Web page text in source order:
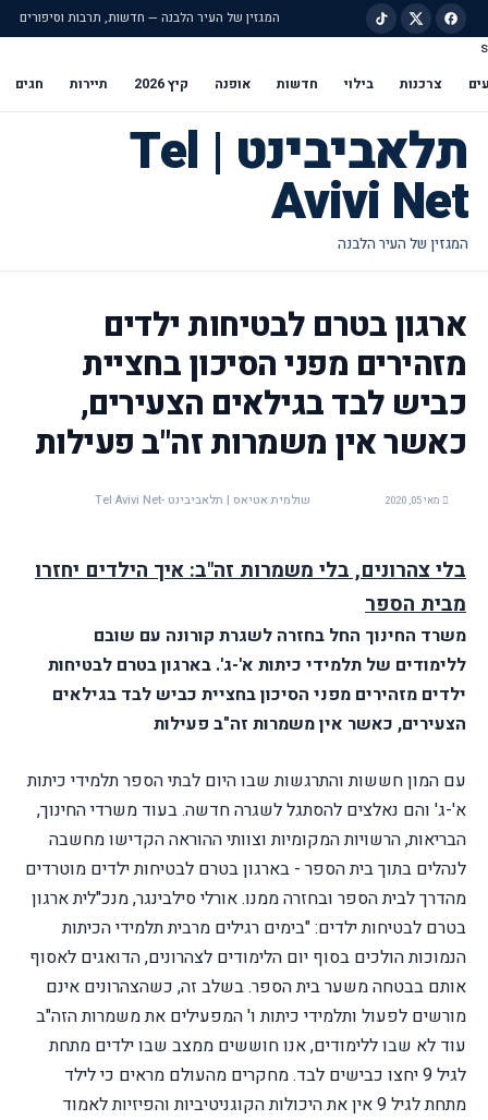
המגזין של העיר הלבנה — חדשות, תרבות וסיפורים
s
צרכנות בילוי חדשות אופנה קיץ 2026 תיירות חגים
תלאביבינט | Tel
Avivi Net
ארגון בטרם לבטיחות ילדים
מזהירים מפני הסיכון בחציית
כביש לבד בגילאים הצעירים,
כאשר אין משמרות זה"ב פעילות
מאי 05, 2020 שולמית אטיאס | תלאביבינט -Tel Avivi Net
בלי צהרונים, בלי משמרות זה"ב: איך הילדים יחזרו
מבית הספר
משרד החינוך החל בחזרה לשגרת קורונה עם שובם
ללימודים של תלמידי כיתות א'-ג'. בארגון בטרם לבטיחות
ילדים מזהירים מפני הסיכון בחציית כביש לבד בגילאים
הצעירים, כאשר אין משמרות זה"ב פעילות
עם המון חששות והתרגשות שבו היום לבתי הספר תלמידי כיתות
א'-ג' והם נאלצים להסתגל לשגרה חדשה. בעוד משרדי החינוך,
הבריאות, הרשויות המקומיות וצוותי ההוראה הקדישו מחשבה
לנהלים בתוך בית הספר - בארגון בטרם לבטיחות ילדים מוטרדים
מהדרך לבית הספר ובחזרה ממנו.אורלי סילבינגר, מנכ"לית ארגון
בטרם לבטיחות ילדים: "בימים רגילים מרבית תלמידי הכיתות
הנמוכות הולכים בסוף יום הלימודים לצהרונים, הדואגים לאסוף
אותם בבטחה משער בית הספר. בשלב זה, כשהצהרונים אינם
מורשים לפעול ותלמידי כיתות ו' המפעילים את משמרות הזה"ב
עוד לא שבו ללימודים, אנו חוששים ממצב שבו ילדים מתחת
לגיל 9 יחצו כבישים לבד. מחקרים מהעולם מראים כי לילד
מתחת לגיל 9 אין את היכולות הקוגניטיביות והפיזיות לאמוד